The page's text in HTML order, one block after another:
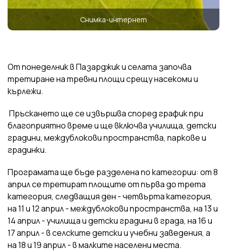
Снимка-интернет
От понеделник в Пазарджик и селата започва
третиране на тревни площи срещу насекоми и
кърлежи.
Пръскането ще се извършва според график при
благоприятно време и ще включва училища, детски
градини, междублокови пространства, паркове и
градинки.
Програмата ще бъде разделена по категории: от 8
април се третират площите от първа до трета
категория, следващия ден - четвърта категория,
на 11 и 12 април - междублокови пространства, на 13 и
14 април - училища и детски градини в града, на 16 и
17 април - в селските детски и учебни заведения, а
на 18 и 19 април - в малките населени места.